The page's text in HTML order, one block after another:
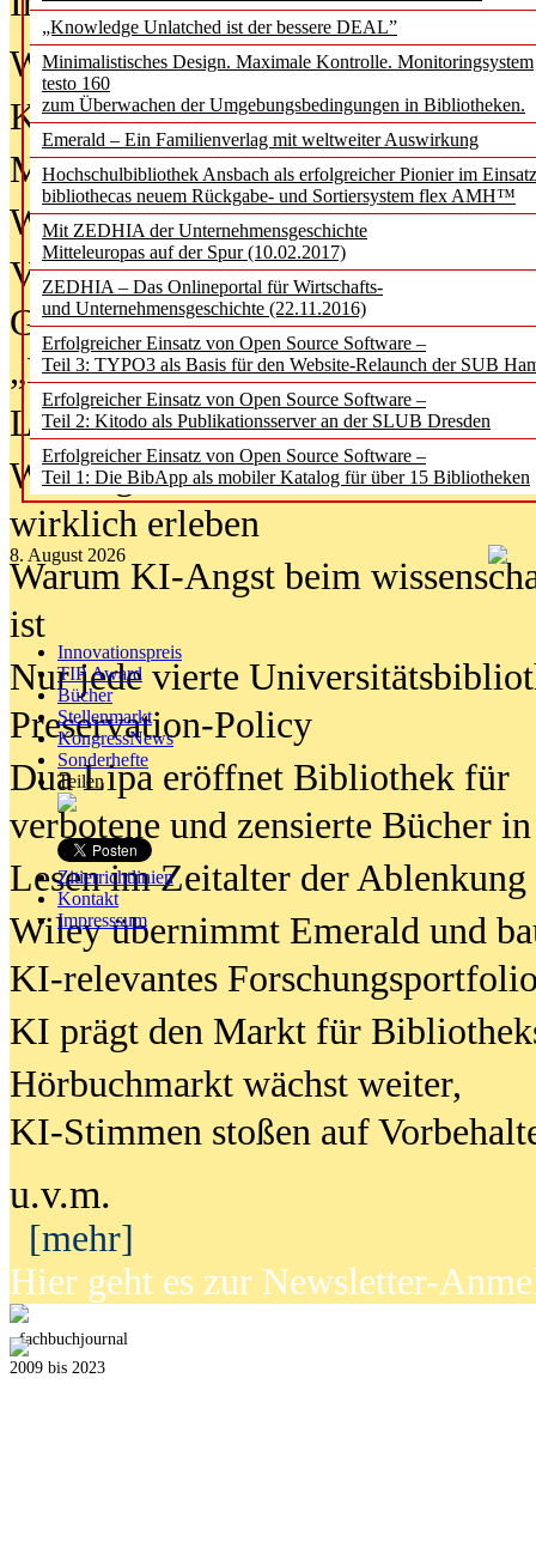
„Knowledge Unlatched ist der bessere DEAL”
Minimalistisches Design. Maximale Kontrolle. Monitoringsystem
testo 160
zum Überwachen der Umgebungsbedingungen in Bibliotheken.
Emerald – Ein Familienverlag mit weltweiter Auswirkung
Hochschulbibliothek Ansbach als erfolgreicher Pionier im
bibliothecas neuem Rückgabe- und Sortiersystem flex AMH™
Mit ZEDHIA der Unternehmensgeschichte
Mitteleuropas auf der Spur (10.02.2017)
ZEDHIA – Das Onlineportal für Wirtschafts-
und Unternehmensgeschichte (22.11.2016)
Erfolgreicher Einsatz von Open Source Software –
Teil 3: TYPO3 als Basis für den Website-Relaunch der SUB
Erfolgreicher Einsatz von Open Source Software –
Teil 2: Kitodo als Publikationsserver an der SLUB Dresden
Erfolgreicher Einsatz von Open Source Software –
Teil 1: Die BibApp als mobiler Katalog für über 15 Bibliotheken
8. August 2026
Innovationspreis
TIP Award
Bücher
Stellenmarkt
KongressNews
Sonderhefte
Teilen
Zitierrichtlinien
Kontakt
Impresssum
Was Hochschul­bibliotheken von
Kinder in der digitalen Welt
Metadaten als Infrastruktur
Wenn Bots katalogisieren
Von Abschlusskleidern bis
Geisterjagd-Ausrüstung in der
„Library of Things“ unterwegs
Lesen als Infrastrukturaufgabe
Wie Jugendliche Social Media
wirklich erleben
Warum KI-Angst beim
ist
Nur jede vierte
Preservation-Policy
Dua Lipa eröffnet Bibliothek für
verbotene und zensierte Bücher
Lesen im Zeitalter der Ablenkung
Wiley übernimmt Emerald und
KI-relevantes
KI prägt den Markt für
Hörbuchmarkt wächst weiter,
KI-Stimmen stoßen auf
u.v.m.
[mehr]
Hier geht es zur Newsletter-
fachbuchjournal
2009 bis 2023